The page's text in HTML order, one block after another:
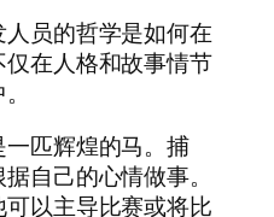
员的哲学是如何在
在人格和故事情节
匹辉煌的马。捕
自己的心情做事。
以主导比赛或将比